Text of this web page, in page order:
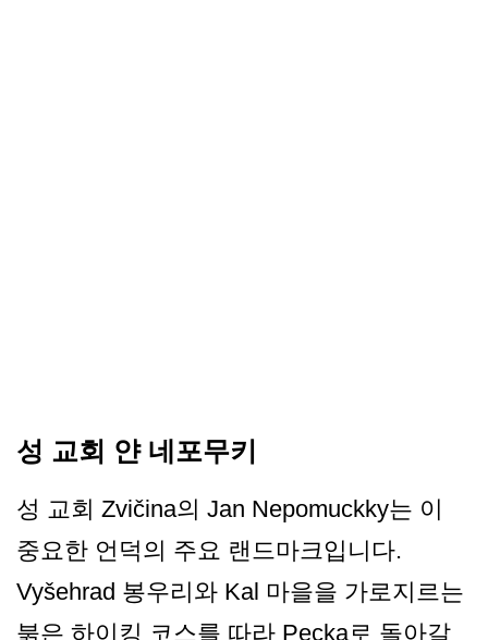
성 교회 얀 네포무키
성 교회 Zvičina의 Jan Nepomuckky는 이
중요한 언덕의 주요 랜드마크입니다.
Vyšehrad 봉우리와 Kal 마을을 가로지르는
붉은 하이킹 코스를 따라 Pecka로 돌아갈